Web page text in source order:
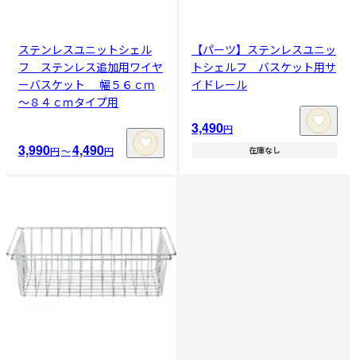
ステンレスユニットシェル
フ ステンレス追加用ワイヤ
ーバスケット 幅５６ｃｍ
～８４ｃｍタイプ用
3,990円〜4,490円
【パーツ】ステンレスユニッ
トシェルフ バスケット用サ
イドレール
3,490円
在庫なし